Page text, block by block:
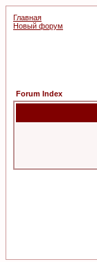
Главная
Новый форум
Forum Index